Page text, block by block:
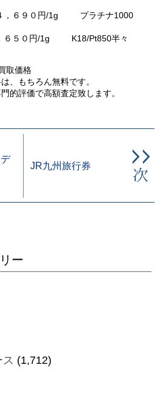
６９０円/1g プラチナ1000
５０円/1g K18/Pt850半々
買取価格
、もちろん無料です。
的評価で高額査定致します。
JR九州旅行券
ー
(1,712)